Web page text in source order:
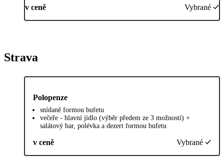
v ceně Vybrané
Strava
Polopenze
snídaně formou bufetu
večeře - hlavní jídlo (výběr předem ze 3 možností) +
salátový bar, polévka a dezert formou bufetu
v ceně Vybrané